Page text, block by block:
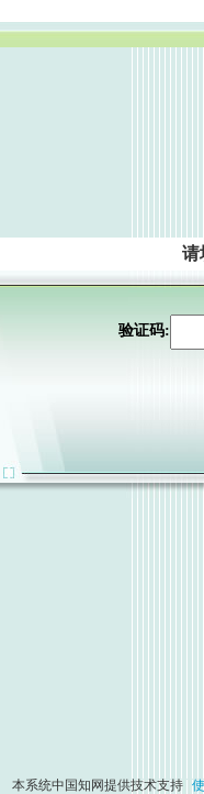
请
验证码:
本系统中国知网提供技术支持